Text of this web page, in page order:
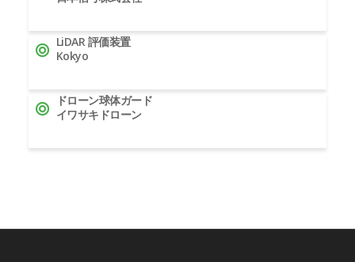
LiDAR 評価装置
Kokyo
ドローン球体ガード
イワサキドローン